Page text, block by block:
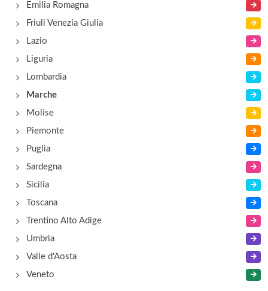
Emilia Romagna
Friuli Venezia Giulia
Lazio
Liguria
Lombardia
Marche
Molise
Piemonte
Puglia
Sardegna
Sicilia
Toscana
Trentino Alto Adige
Umbria
Valle d'Aosta
Veneto